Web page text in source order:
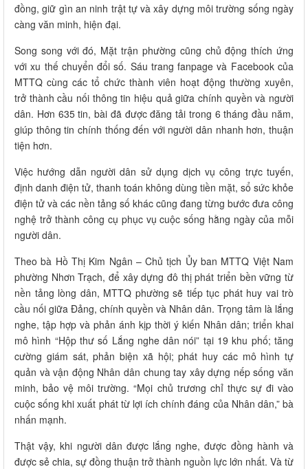
đồng, giữ gìn an ninh trật tự và xây dựng môi trường sống ngày
càng văn minh, hiện đại.
Song song với đó, Mặt trận phường cũng chủ động thích ứng
với xu thế chuyển đổi số. Sáu trang fanpage và Facebook của
MTTQ cùng các tổ chức thành viên hoạt động thường xuyên,
trở thành cầu nối thông tin hiệu quả giữa chính quyền và người
dân. Hơn 635 tin, bài đã được đăng tải trong 6 tháng đầu năm,
giúp thông tin chính thống đến với người dân nhanh hơn, thuận
tiện hơn.
Việc hướng dẫn người dân sử dụng dịch vụ công trực tuyến,
định danh điện tử, thanh toán không dùng tiền mặt, sổ sức khỏe
điện tử và các nền tảng số khác cũng đang từng bước đưa công
nghệ trở thành công cụ phục vụ cuộc sống hằng ngày của mỗi
người dân.
Theo bà Hồ Thị Kim Ngân – Chủ tịch Ủy ban MTTQ Việt Nam
phường Nhơn Trạch, để xây dựng đô thị phát triển bền vững từ
nền tảng lòng dân, MTTQ phường sẽ tiếp tục phát huy vai trò
cầu nối giữa Đảng, chính quyền và Nhân dân. Trọng tâm là lắng
nghe, tập hợp và phản ánh kịp thời ý kiến Nhân dân; triển khai
mô hình “Hộp thư số Lắng nghe dân nói” tại 19 khu phố; tăng
cường giám sát, phản biện xã hội; phát huy các mô hình tự
quản và vận động Nhân dân chung tay xây dựng nếp sống văn
minh, bảo vệ môi trường. “Mọi chủ trương chỉ thực sự đi vào
cuộc sống khi xuất phát từ lợi ích chính đáng của Nhân dân,” bà
nhấn mạnh.
Thật vậy, khi người dân được lắng nghe, được đồng hành và
được sẻ chia, sự đồng thuận trở thành nguồn lực lớn nhất. Và từ